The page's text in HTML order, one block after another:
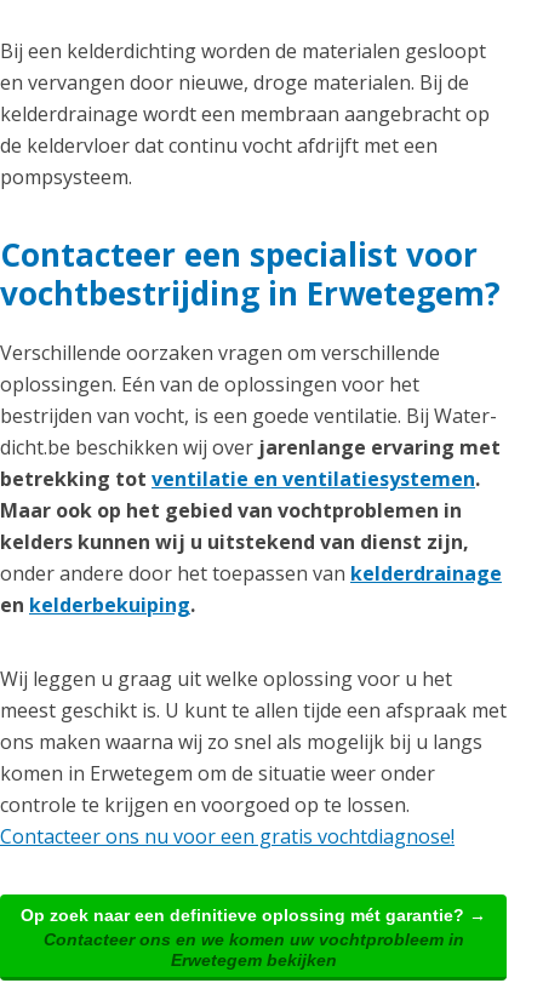
Bij een kelderdichting worden de materialen gesloopt
en vervangen door nieuwe, droge materialen. Bij de
kelderdrainage wordt een membraan aangebracht op
de keldervloer dat continu vocht afdrijft met een
pompsysteem.
Contacteer een specialist voor
vochtbestrijding in Erwetegem?
Verschillende oorzaken vragen om verschillende
oplossingen. Eén van de oplossingen voor het
bestrijden van vocht, is een goede ventilatie. Bij Water-
dicht.be beschikken wij over jarenlange ervaring met
betrekking tot ventilatie en ventilatiesystemen.
Maar ook op het gebied van vochtproblemen in
kelders kunnen wij u uitstekend van dienst zijn,
onder andere door het toepassen van kelderdrainage
en kelderbekuiping.
Wij leggen u graag uit welke oplossing voor u het
meest geschikt is. U kunt te allen tijde een afspraak met
ons maken waarna wij zo snel als mogelijk bij u langs
komen in Erwetegem om de situatie weer onder
controle te krijgen en voorgoed op te lossen.
Contacteer ons nu voor een gratis vochtdiagnose!
Op zoek naar een definitieve oplossing mét garantie? →
Contacteer ons en we komen uw vochtprobleem in
Erwetegem bekijken